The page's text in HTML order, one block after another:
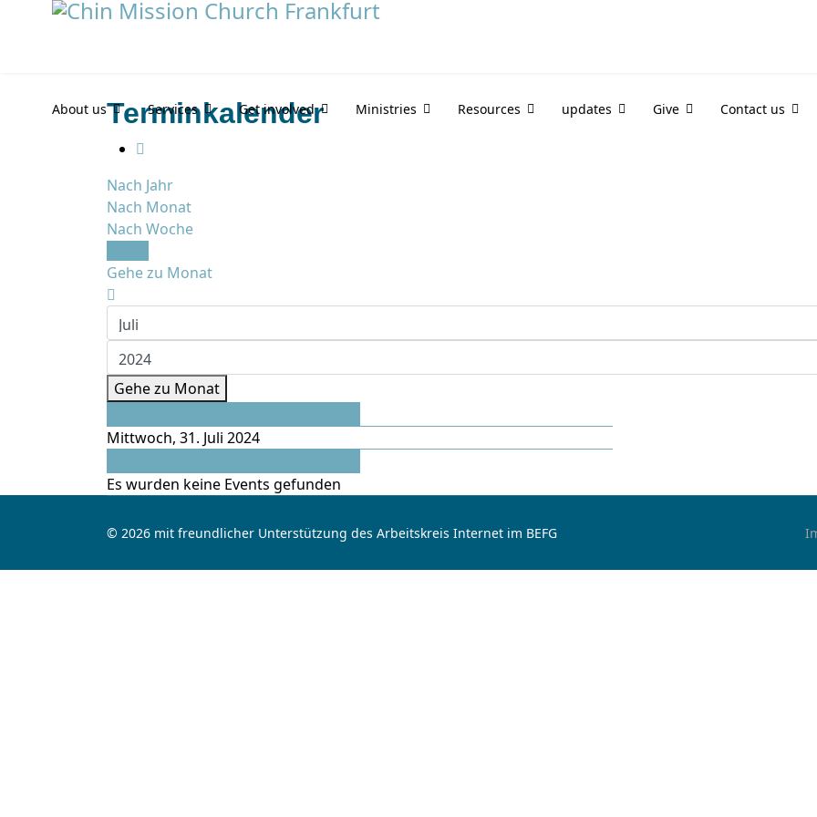
About us Services Get involved Ministries Resources updates Give Contact us
Terminkalender
Nach Jahr
Nach Monat
Nach Woche
Gehe zu Monat
Gehe zu Monat
Mittwoch, 31. Juli 2024
Es wurden keine Events gefunden
© 2026 mit freundlicher Unterstützung des Arbeitskreis Internet im BEFG